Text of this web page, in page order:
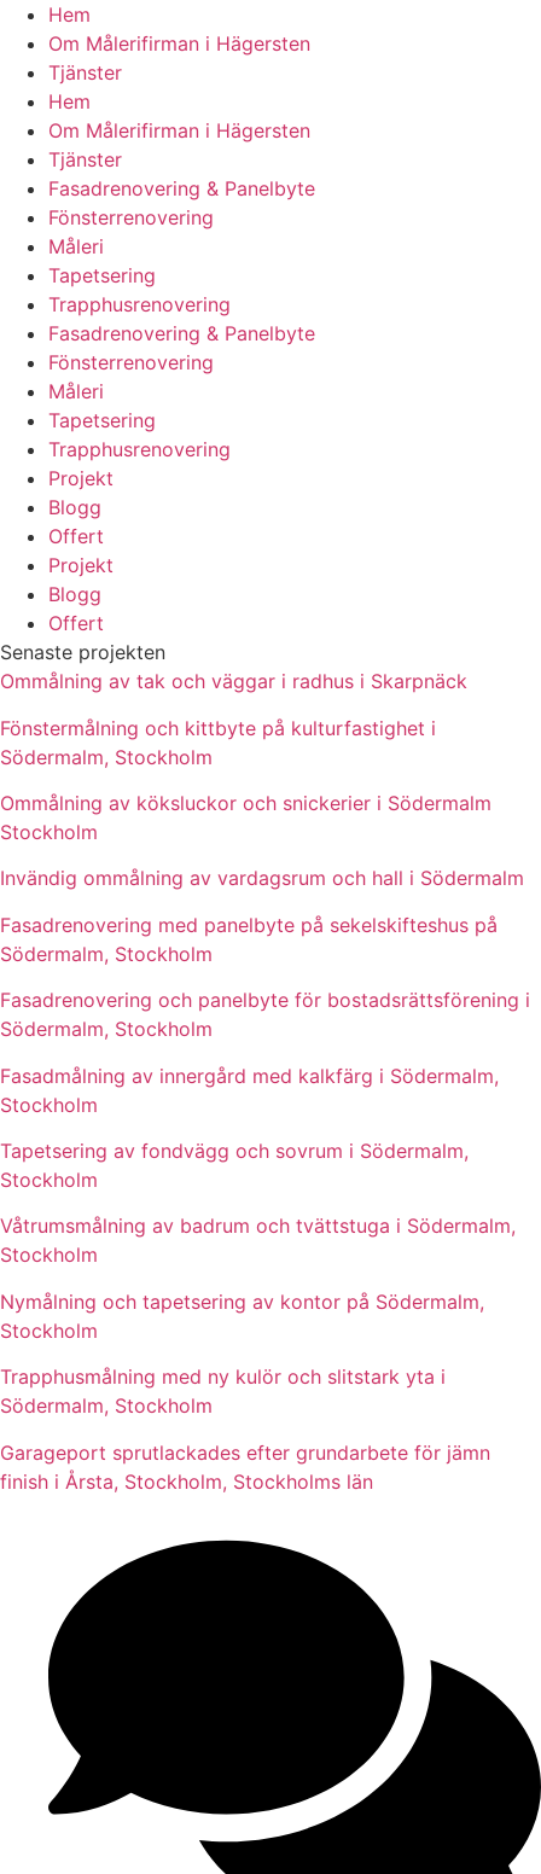
Hem
Om Målerifirman i Hägersten
Tjänster
Hem
Om Målerifirman i Hägersten
Tjänster
Fasadrenovering & Panelbyte
Fönsterrenovering
Måleri
Tapetsering
Trapphusrenovering
Fasadrenovering & Panelbyte
Fönsterrenovering
Måleri
Tapetsering
Trapphusrenovering
Projekt
Blogg
Offert
Projekt
Blogg
Offert
Senaste projekten
Ommålning av tak och väggar i radhus i Skarpnäck
Fönstermålning och kittbyte på kulturfastighet i
Södermalm, Stockholm
Ommålning av köksluckor och snickerier i Södermalm
Stockholm
Invändig ommålning av vardagsrum och hall i Södermalm
Fasadrenovering med panelbyte på sekelskifteshus på
Södermalm, Stockholm
Fasadrenovering och panelbyte för bostadsrättsförening i
Södermalm, Stockholm
Fasadmålning av innergård med kalkfärg i Södermalm,
Stockholm
Tapetsering av fondvägg och sovrum i Södermalm,
Stockholm
Våtrumsmålning av badrum och tvättstuga i Södermalm,
Stockholm
Nymålning och tapetsering av kontor på Södermalm,
Stockholm
Trapphusmålning med ny kulör och slitstark yta i
Södermalm, Stockholm
Garageport sprutlackades efter grundarbete för jämn
finish i Årsta, Stockholm, Stockholms län